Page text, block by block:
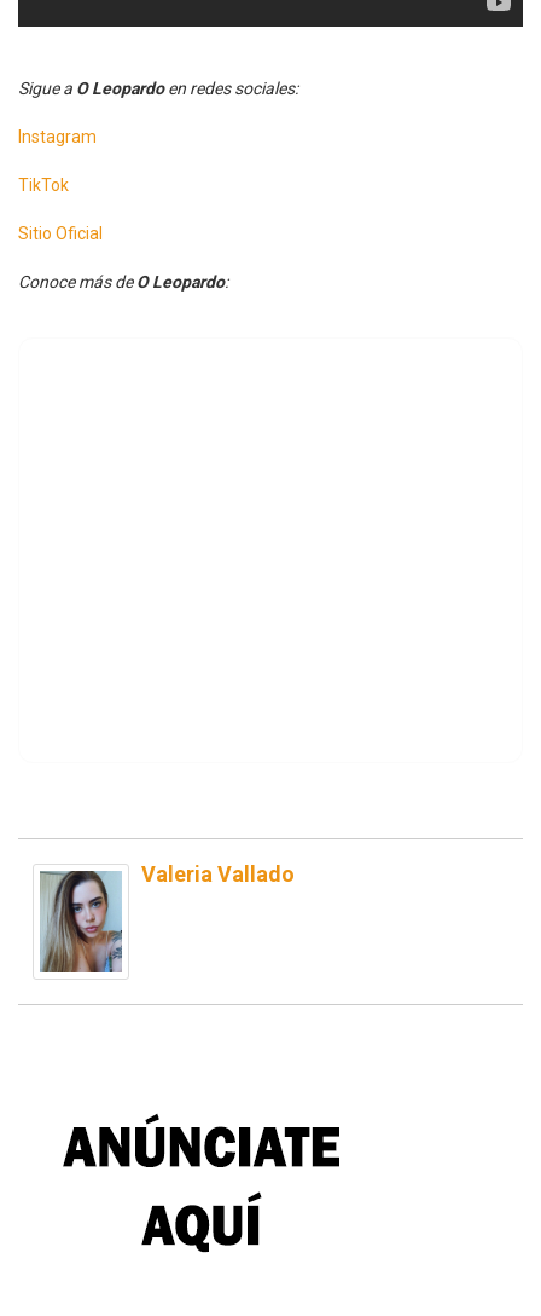
Sigue a O Leopardoen redes sociales:
Instagram
TikTok
Sitio Oficial
Conoce más deO Leopardo:
Valeria Vallado